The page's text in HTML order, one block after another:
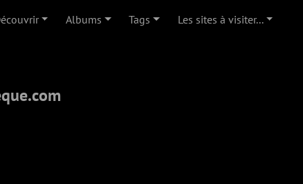
Albums Tags Les sites à visiter...